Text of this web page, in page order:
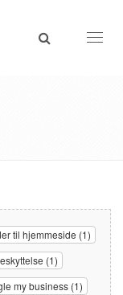
til hjemmeside (1)
(1)
my business (1)